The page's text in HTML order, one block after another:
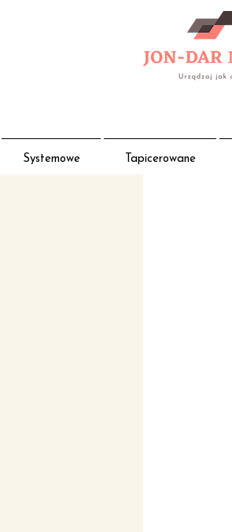
Systemowe Tapicerowane